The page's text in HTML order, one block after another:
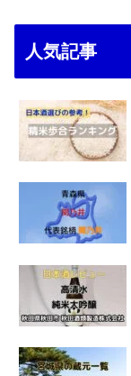
人気記事